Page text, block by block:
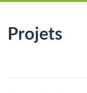
Projets